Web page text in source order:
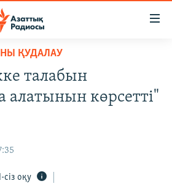
ҚУДАЛАУ
талабын
алатынын көрсетті"
сіз оқу